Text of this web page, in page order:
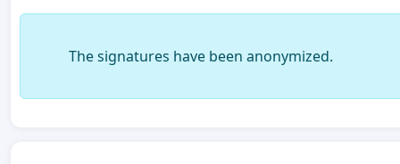
The signatures have been anonymized.